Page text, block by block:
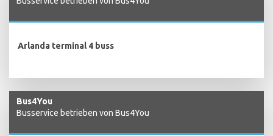
Arlanda terminal 4 buss
Bus4You
Busservice betrieben von Bus4You